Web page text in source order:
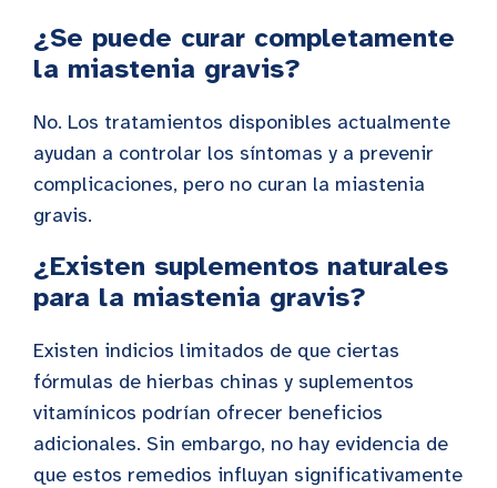
¿Se puede curar completamente
la miastenia gravis?
No. Los tratamientos disponibles actualmente
ayudan a controlar los síntomas y a prevenir
complicaciones, pero no curan la miastenia
gravis.
¿Existen suplementos naturales
para la miastenia gravis?
Existen indicios limitados de que ciertas
fórmulas de hierbas chinas y suplementos
vitamínicos podrían ofrecer beneficios
adicionales. Sin embargo, no hay evidencia de
que estos remedios influyan significativamente